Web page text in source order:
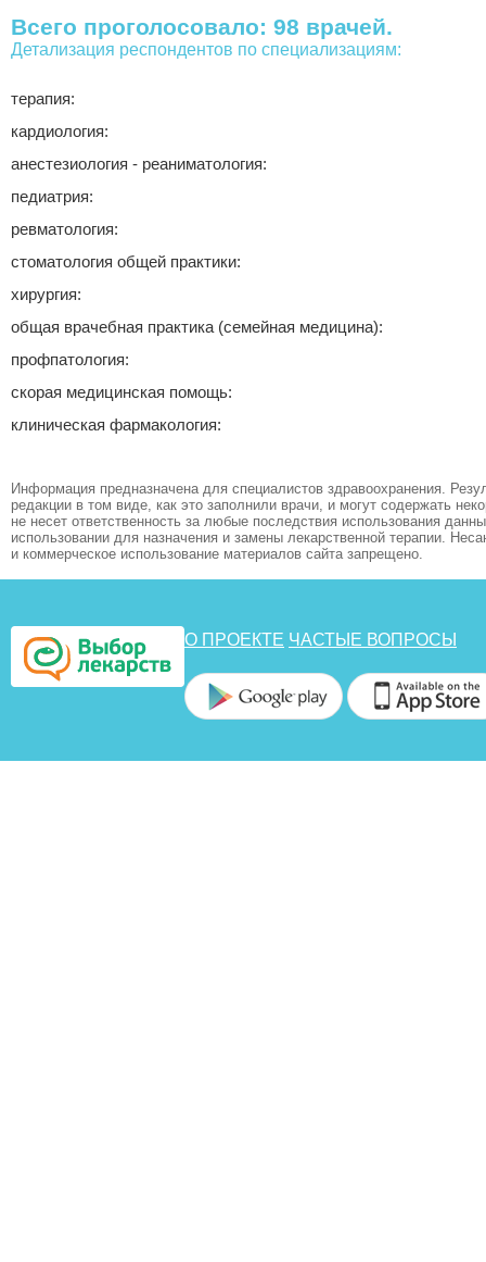
Всего проголосовало: 98 врачей.
Детализация респондентов по специализациям:
терапия:
кардиология:
анестезиология - реаниматология:
педиатрия:
ревматология:
стоматология общей практики:
хирургия:
общая врачебная практика (семейная медицина):
профпатология:
скорая медицинская помощь:
клиническая фармакология:
Информация предназначена для специалистов здравоохранения.
редакции в том виде, как это заполнили врачи, и могут содержать
не несет ответственность за любые последствия использования
использовании для назначения и замены лекарственной терапии.
и коммерческое использование материалов сайта запрещено.
О ПРОЕКТЕ ЧАСТЫЕ ВОПРОСЫ